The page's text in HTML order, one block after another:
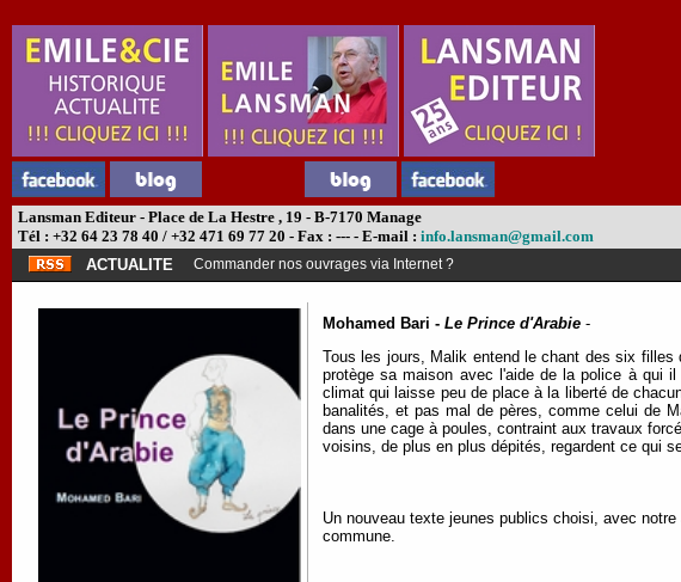
Lansman Editeur - Place de La Hestre , 19 - B-7170 Manage
Tél : +32 64 23 78 40 / +32 471 69 77 20 - Fax : --- - E-mail : info.lansman@gmail.com
ACTUALITE Commander nos ouvrages via Internet ?
Mohamed Bari - Le Prince d'Arabie -
Tous les jours, Malik entend le chant des six
protège sa maison avec l'aide de la police à qui
climat qui laisse peu de place à la liberté de
banalités, et pas mal de pères, comme celui de
dans une cage à poules, contraint aux travaux
voisins, de plus en plus dépités, regardent ce qui
Un nouveau texte jeunes publics choisi, avec
commune.